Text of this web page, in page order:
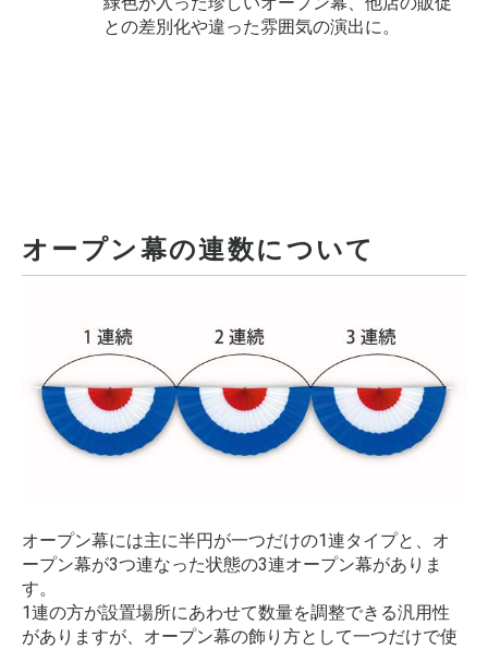
との差別化や違った雰囲気の演出に。
オープン幕の連数について
オープン幕には主に半円が一つだけの1連タイプと、オ
ープン幕が3つ連なった状態の3連オープン幕がありま
す。
1連の方が設置場所にあわせて数量を調整できる汎用性
がありますが、オープン幕の飾り方として一つだけで使